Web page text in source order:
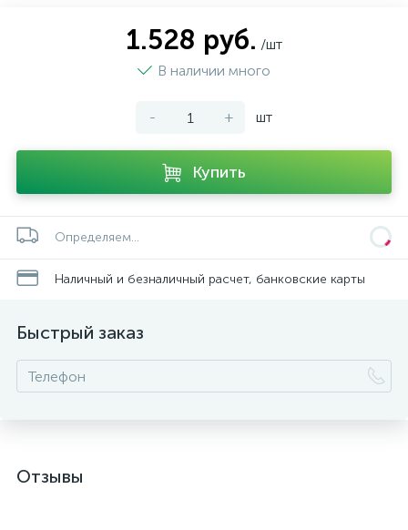
1.528 руб. /шт
В наличии много
- + шт
Купить
Определяем...
Наличный и безналичный расчет, банковские карты
Быстрый заказ
Отзывы